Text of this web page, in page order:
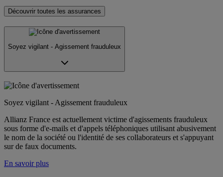
Découvrir toutes les assurances
Soyez vigilant - Agissement frauduleux
Soyez vigilant - Agissement frauduleux
Allianz France est actuellement victime d'agissements frauduleux
sous forme d'e-mails et d'appels téléphoniques utilisant abusivement
le nom de la société ou l'identité de ses collaborateurs et s'appuyant
sur de faux documents.
En savoir plus